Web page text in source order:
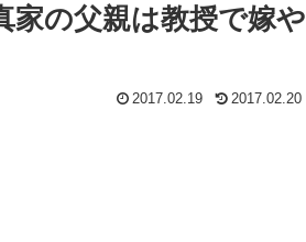
家の父親は教授で嫁や
2017.02.19 2017.02.20